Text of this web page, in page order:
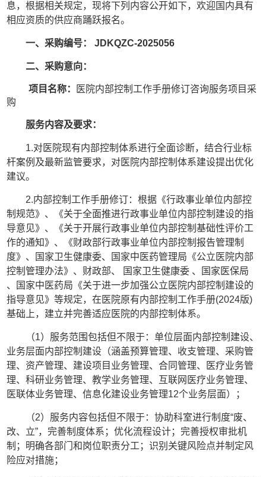
息，根据相关规定，现将下列内容公开如下，欢迎国内具有
相应资质的供应商踊跃报名。
一、 采购编号： JDKQZC-2025056
二、 采购意向：
项目名称：
医院内部控制工作手册修订咨询服务项目采
购
服务内容及要求：
1.对医院现有内部控制体系进行全面诊断，结合行业标
杆案例及最新监管要求，对医院内部控制体系建设提出优化
建议。
2.内部控制工作手册修订：根据《行政事业单位内部控
制规范》、《关于全面推进行政事业单位内部控制建设的指
导意见》、《关于开展行政事业单位内部控制基础性评价工
作的通知》、《财政部行政事业单位内部控制报告管理制
度》、国家卫生健康委、国家中医药管理局《公立医院内部
控制管理办法》、财政部、 国家卫生健康委 、国家医保局
、国家中医药局《关于进一步加强公立医院内部控制建设的
指导意见》等规定，在医院原有内部控制工作手册(2024版)
基础上，建立并完善适应医院的内部控制体系。
（1）服务范围包括但不限于：单位层面内部控制建设、
业务层面内部控制建设（涵盖预算管理、收支管理、采购管
理、资产管理、建设项目业务管理、合同管理、医疗业务管
理、科研业务管理、教学业务管理、互联网医疗业务管理、
医联体业务管理、信息化建设业务管理12个业务层面）；
（2）服务内容包括但不限于：协助科室进行制度“废、
改、立”，完善制度体系；优化流程设计；完善授权审批机
制；明确各部门和岗位职责分工；识别关键风险点并制定风
险应对措施；